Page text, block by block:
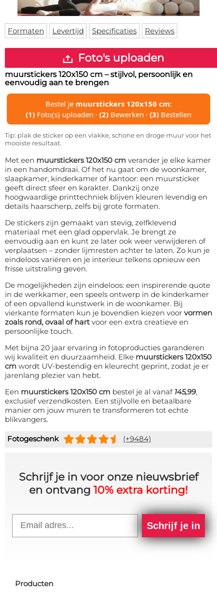
Deurmat
Vloermat
Skateboard deck
Over ons
Levertijden
Inloggen
WhatsApp
Formaten Levertijd Specificaties Reviews
Foto's uploaden
muurstickers 120x150 cm – stijlvol, persoonlijk en
eenvoudig aan te brengen
Bestel je muurstickers 120x150 cm:
(1) Foto(s) uploaden · (2) Bewerken · (3) Bestellen
Tip: plak de sticker op een vlakke, schone en droge muur voor het
mooiste resultaat.
Met een muurstickers 120x150 cm verander je elke kamer
in een handomdraai. Of het nu gaat om de woonkamer,
slaapkamer, kinderkamer of kantoor: een muursticker
geeft direct sfeer en karakter. Dankzij onze
hoogwaardige printtechniek blijven kleuren levendig en
details haarscherp, zelfs bij grote formaten.
De stickers zijn gemaakt van stevig, zelfklevend
materiaal met een glad oppervlak. Je brengt ze
eenvoudig aan en kunt ze later ook weer verwijderen of
verplaatsen – zonder lijmresten achter te laten. Zo kun je
eindeloos variëren en je interieur telkens opnieuw een
frisse uitstraling geven.
De mogelijkheden zijn eindeloos: een inspirerende quote
in de werkkamer, een speels ontwerp in de kinderkamer
of een opvallend kunstwerk in de woonkamer. Bij
vierkante formaten kun je bovendien kiezen voor vormen
zoals rond, ovaal of hartvoor een extra creatieve en
persoonlijke touch.
Met bijna 20 jaar ervaring in fotoproducties garanderen
wij kwaliteit en duurzaamheid. Elke muurstickers 120x150
cm wordt UV-bestendig en kleurecht geprint, zodat je er
jarenlang plezier van hebt.
Een muurstickers 120x150 cm bestel je al vanaf 145,99,
exclusief verzendkosten. Een stijlvolle en betaalbare
manier om jouw muren te transformeren tot echte
blikvangers.
Fotogeschenk (+9484)
Schrijf je in voor onze nieuwsbrief
en ontvang 10% extra korting!
Schrijf je in
Producten